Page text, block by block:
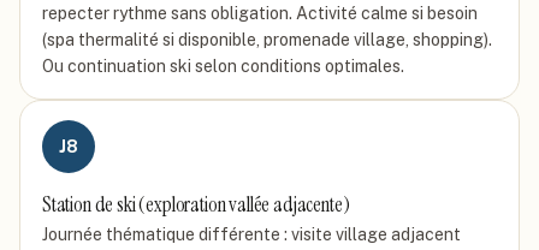
repecter rythme sans obligation. Activité calme si besoin
(spa thermalité si disponible, promenade village, shopping).
Ou continuation ski selon conditions optimales.
J8
Station de ski (exploration vallée adjacente)
Journée thématique différente : visite village adjacent